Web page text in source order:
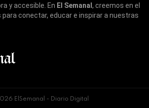
y accesible. En El Semanal , creemos en el
conectar, educar e inspirar a nuestras
ElSemanal - Diario Digital